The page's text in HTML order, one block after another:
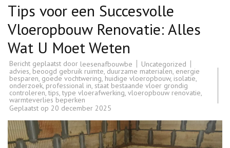
Tips voor een Succesvolle
Vloeropbouw Renovatie: Alles
Wat U Moet Weten
Bericht geplaatst door leesenafbouwbe
Uncategorized
advies, beoogd gebruik ruimte, duurzame materialen, energie
besparen, goede vochtwering, huidige vloeropbouw, isolatie,
onderzoek,professional in, staat bestaande vloer grondig
controleren,tips,type vloerafwerking, vloeropbouw renovatie,
warmteverlies beperken
Geplaatst op 20 december 2025